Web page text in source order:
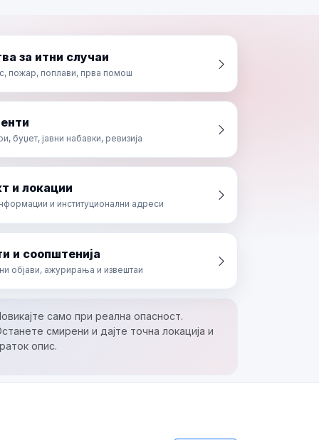
за итни случаи
пожар, поплави, прва помош
буџет, јавни набавки, ревизија
и локации
и институционални адреси
и соопштенија
објави, ажурирања и извештаи
само при реална опасност.
смирени и дајте точна локација и
опис.